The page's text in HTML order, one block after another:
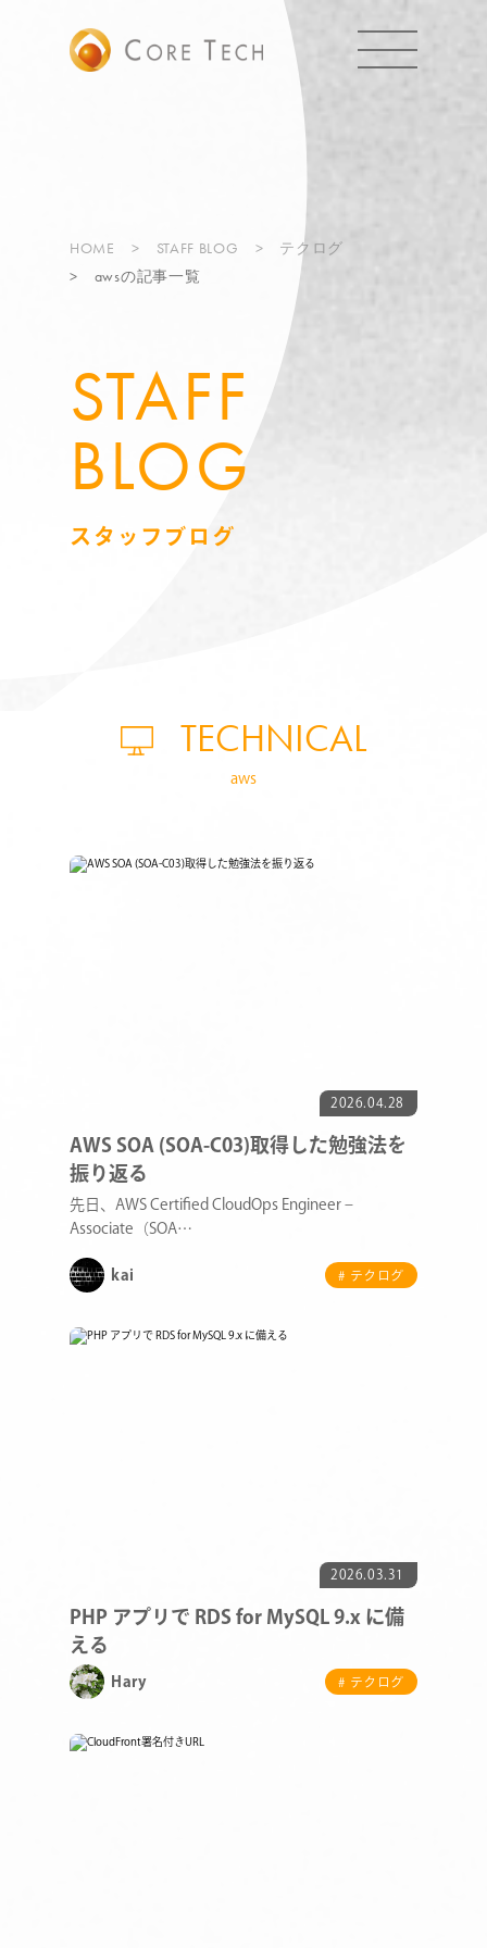
HOME STAFF BLOG
テクログ
awsの記事一覧
STAFF
BLOG
スタッフブログ
TECHNICAL
aws
2026.04.28
AWS SOA (SOA-C03)取得した勉強法を
振り返る
先日、AWS Certified CloudOps Engineer –
Associate（SOA…
kai # テクログ
2026.03.31
PHP アプリで RDS for MySQL 9.x に備
える
Hary # テクログ